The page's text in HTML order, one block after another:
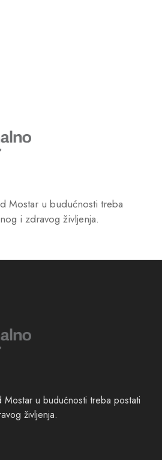
Mostar u budućnosti treba
i zdravog življenja.
u budućnosti treba postati
življenja.